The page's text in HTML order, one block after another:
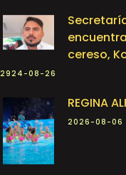
cereso,
2924-08-26
REGINA
2026-08-06